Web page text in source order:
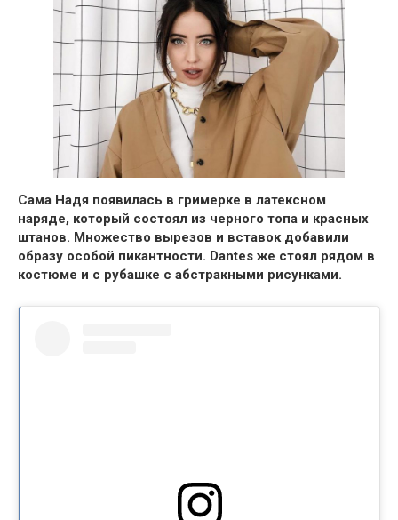
Сама Надя появилась в гримерке в латексном
наряде, который состоял из черного топа и красных
штанов. Множество вырезов и вставок добавили
образу особой пикантности. Dantes же стоял рядом в
костюме и с рубашке с абстракными рисунками.